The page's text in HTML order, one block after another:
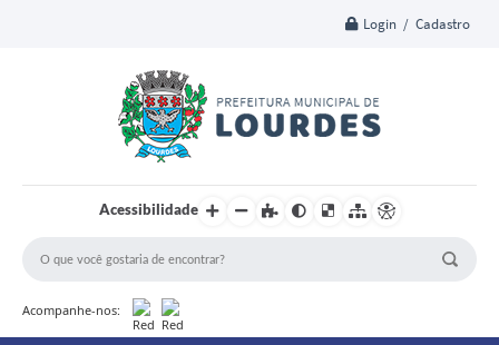
Login / Cadastro
Acessibilidade
Acompanhe-nos: